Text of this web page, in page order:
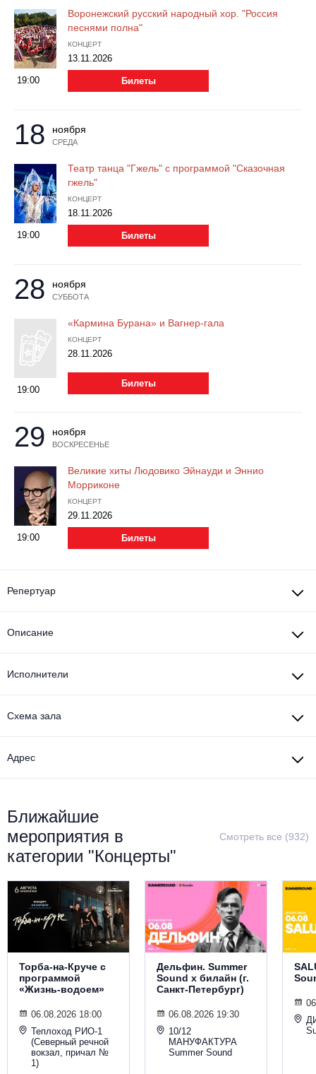
19:00
Воронежский русский народный хор. "Россия
песнями полна"
КОНЦЕРТ
13.11.2026
Билеты
18 СРЕДА
ноября
19:00
Театр танца "Гжель" с программой "Сказочная
гжель"
КОНЦЕРТ
18.11.2026
Билеты
28 СУББОТА
ноября
19:00
«Кармина Бурана» и Вагнер-гала
КОНЦЕРТ
28.11.2026
Билеты
29 ВОСКРЕСЕНЬЕ
ноября
19:00
Великие хиты Людовико Эйнауди и Эннио
Морриконе
КОНЦЕРТ
29.11.2026
Билеты
Репертуар
Описание
Исполнители
Схема зала
Адрес
Ближайшие
мероприятия в
категории "Концерты"
Смотреть все (932)
Торба-на-Круче с
программой
«Жизнь-водоем»
06.08.2026 18:00
Теплоход РИО-1
(Северный речной
вокзал, причал №
1)
Дельфин. Summer
Sound х билайн (г.
Санкт-Петербург)
06.08.2026 19:30
10/12
МАНУФАКТУРА
Summer Sound